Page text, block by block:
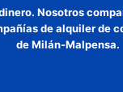
Nosotros
de alquiler de
de Milán-Malpensa.